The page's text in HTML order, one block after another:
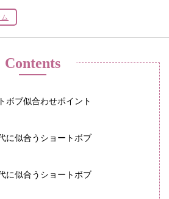
Contents
ボブ似合わせポイント
に似合うショートボブ
に似合うショートボブ